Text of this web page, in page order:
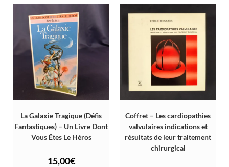
La Galaxie Tragique (Défis
Fantastiques) – Un Livre Dont
Vous Êtes Le Héros
15,00€
Coffret – Les cardiopathies
valvulaires indications et
résultats de leur traitement
chirurgical